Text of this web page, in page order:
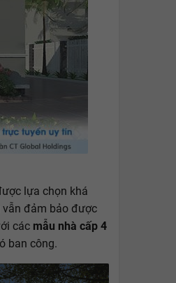
lựa chọn khá
vẫn đảm bảo được
các mẫu nhà cấp 4
ban công.